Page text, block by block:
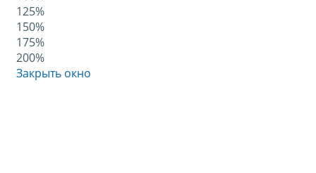
125%
150%
175%
200%
Закрыть окно